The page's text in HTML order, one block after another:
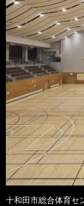
十和田市総合体育セ